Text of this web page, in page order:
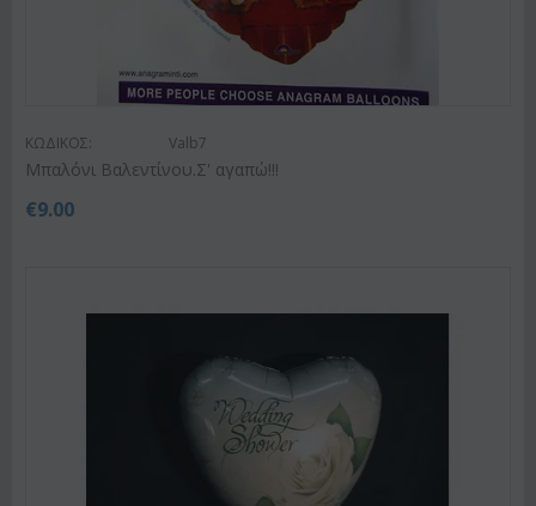
ΚΩΔΙΚΟΣ: Valb7
Μπαλόνι Βαλεντίνου.Σ' αγαπώ!!!
€9.00